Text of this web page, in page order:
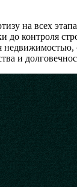
на всех
до контроля
недвижимостью,
и